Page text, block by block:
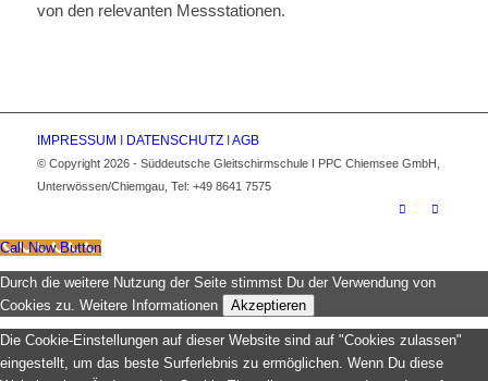
von den relevanten Messstationen.
IMPRESSUM DATENSCHUTZI AGB
© Copyright 2026 - Süddeutsche Gleitschirmschule I PPC Chiemsee GmbH,
Unterwössen/Chiemgau, Tel: +49 8641 7575
Call Now Button
Durch die weitere Nutzung der Seite stimmst Du der Verwendung von
Cookies zu. Weitere Informationen Akzeptieren
Die Cookie-Einstellungen auf dieser Website sind auf "Cookies zulassen"
eingestellt, um das beste Surferlebnis zu ermöglichen. Wenn Du diese